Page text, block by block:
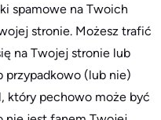
spamowe na Twoich
stronie. Możesz trafić
na Twojej stronie lub
przypadkowo (lub nie)
który pechowo może być